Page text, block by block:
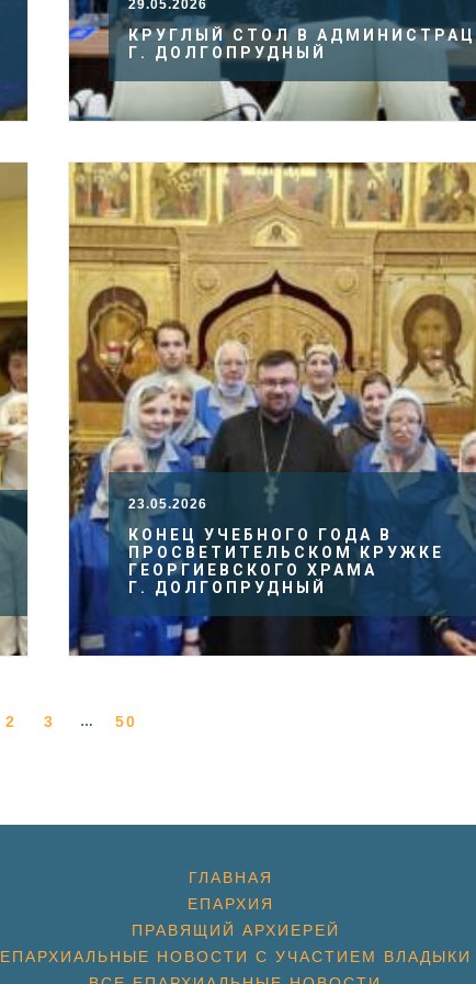
29.05.2026
КРУГЛЫЙ СТОЛ В
Г. ДОЛГОПРУДНЫЙ
23.05.2026
КОНЕЦ УЧЕБНОГО ГОДА В
ПРОСВЕТИТЕЛЬСКОМ КРУЖКЕ
ГЕОРГИЕВСКОГО ХРАМА
Г. ДОЛГОПРУДНЫЙ
2 3 … 50
ГЛАВНАЯ
ЕПАРХИЯ
ПРАВЯЩИЙ АРХИЕРЕЙ
ЕПАРХИАЛЬНЫЕ НОВОСТИ С УЧАСТИЕМ ВЛАДЫКИ